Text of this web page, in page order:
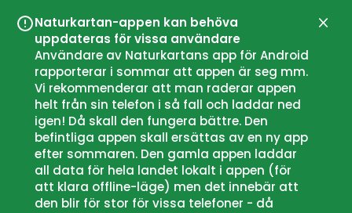
Naturkartan-appen kan behöva
uppdateras för vissa användare
Användare av Naturkartans app för Android
rapporterar i sommar att appen är seg mm.
Vi rekommenderar att man raderar appen
helt från sin telefon i så fall och laddar ned
igen! Då skall den fungera bättre. Den
befintliga appen skall ersättas av en ny app
efter sommaren. Den gamla appen laddar
all data för hela landet lokalt i appen (för
att klara offline-läge) men det innebär att
den blir för stor för vissa telefoner - då
Close